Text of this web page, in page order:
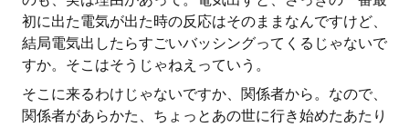
初に出た電気が出た時の反応はそのままなんですけど、
結局電気出したらすごいバッシングってくるじゃないで
すか。そこはそうじゃねえっていう。
そこに来るわけじゃないですか、関係者から。なので、
関係者があらかた、ちょっとあの世に行き始めたあたり